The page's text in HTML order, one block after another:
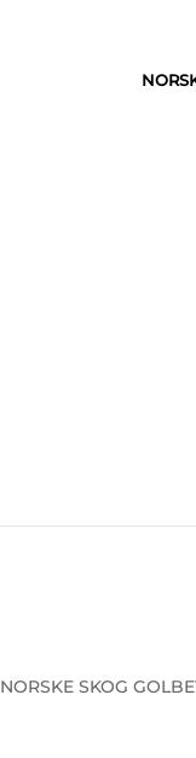
NORSKE SKOG